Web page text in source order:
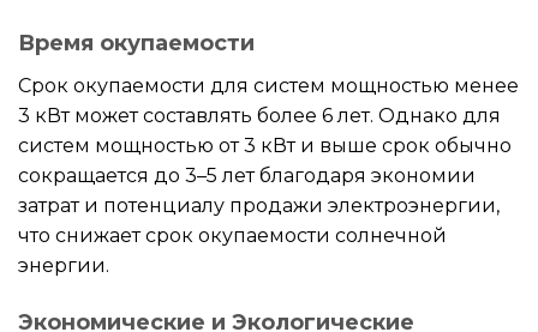
Время окупаемости
Срок окупаемости для систем мощностью менее
3 кВт может составлять более 6 лет. Однако для
систем мощностью от 3 кВт и выше срок обычно
сокращается до 3–5 лет благодаря экономии
затрат и потенциалу продажи электроэнергии,
что снижает срок окупаемости солнечной
энергии.
Экономические и Экологические